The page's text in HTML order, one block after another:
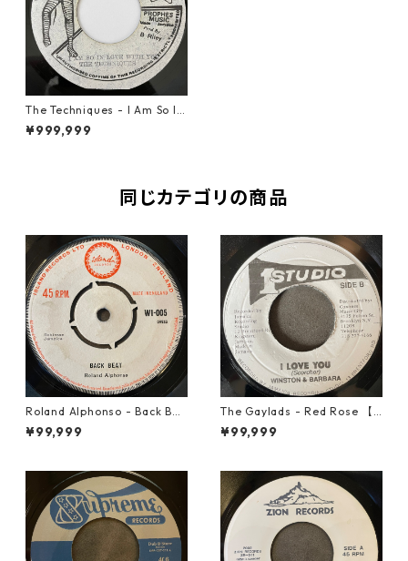
The Techniques - I Am So In
Love With You【7-20726】
¥999,999
同じカテゴリの商品
Roland Alphonso - Back Bea
t【7-21909】
¥99,999
The Gaylads - Red Rose 【7
-21853】
¥99,999